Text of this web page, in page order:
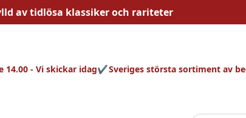
avtidlösa klassiker och rariteter
14.00 - Vi skickar idag Sveriges största sortiment av